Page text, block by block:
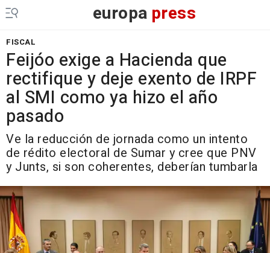
europa press
FISCAL
Feijóo exige a Hacienda que
rectifique y deje exento de IRPF
al SMI como ya hizo el año
pasado
Ve la reducción de jornada como un intento
de rédito electoral de Sumar y cree que PNV
y Junts, si son coherentes, deberían tumbarla